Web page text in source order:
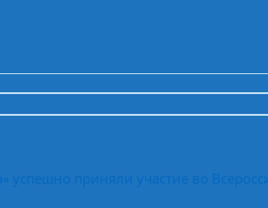
приняли участие во